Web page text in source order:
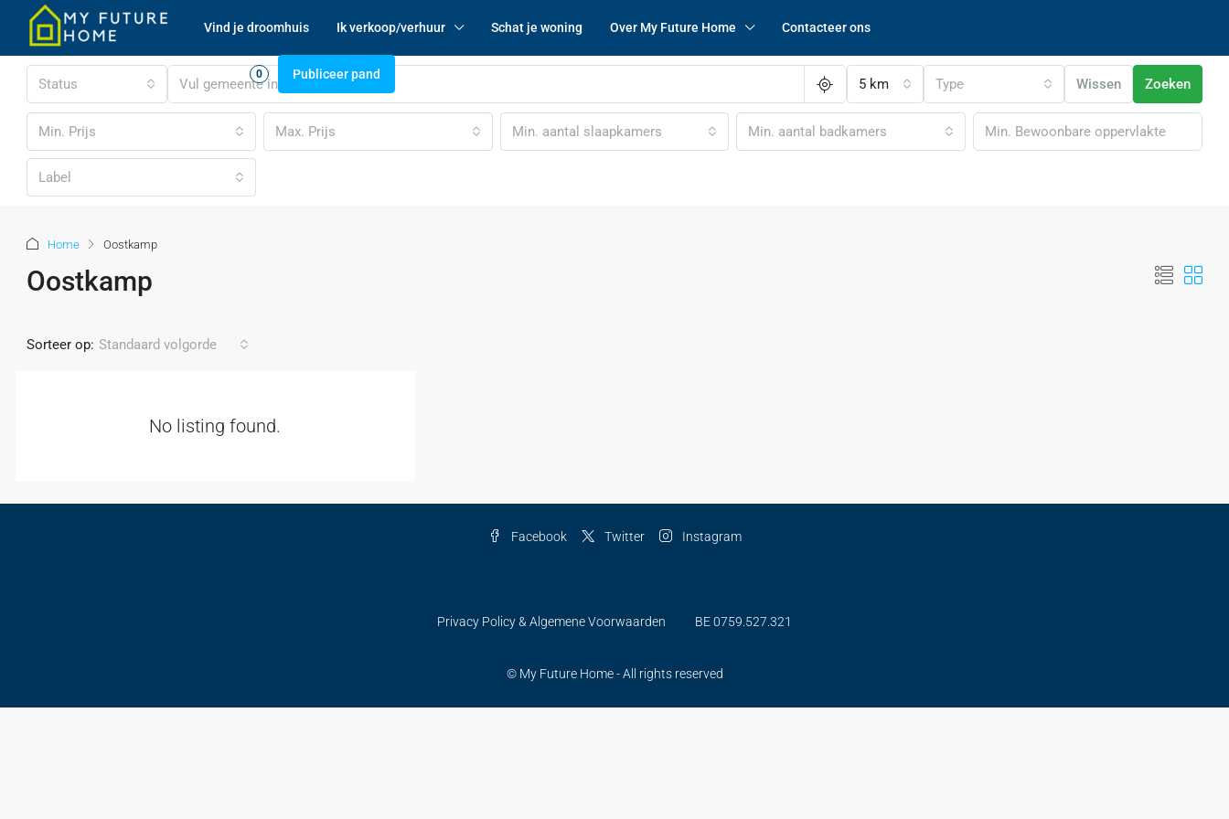
Vind je droomhuis Ik verkoop/verhuur Schat je woning Over My Future Home Contacteer ons
0 Publiceer pand
Status 5 km Type Wissen Zoeken
Min. Prijs Max. Prijs Min. aantal slaapkamers Min. aantal badkamers
Label
Home Oostkamp
Oostkamp
Sorteer op: Standaard volgorde
No listing found.
Facebook Twitter Instagram
Privacy Policy & Algemene Voorwaarden BE 0759.527.321
© My Future Home - All rights reserved